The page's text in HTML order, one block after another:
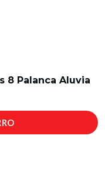
8 Palanca Aluvia